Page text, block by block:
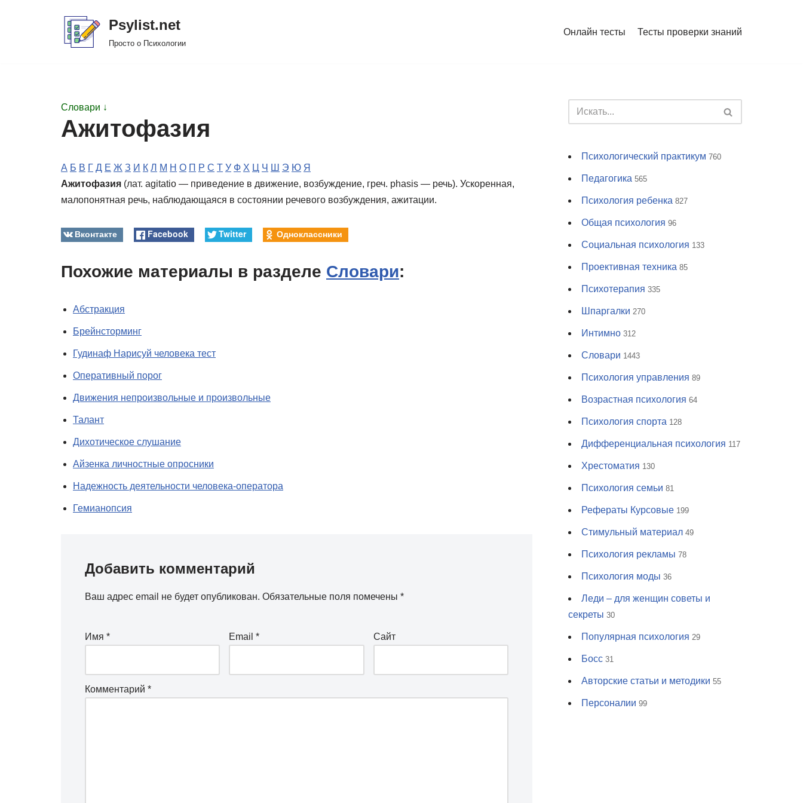
Psylist.net
Просто о Психологии
Онлайн тесты Тесты проверки знаний
Словари ↓
Ажитофазия
А Б В Г Д Е Ж З И К Л М Н О П Р С Т У Ф Х Ц Ч Ш Э Ю Я
Ажитофазия (лат. agitatio — приведение в движение, возбуждение, греч. phasis — речь). Ускоренная,
малопонятная речь, наблюдающаяся в состоянии речевого возбуждения, ажитации.
Вконтакте Facebook Twitter Одноклассники
Похожие материалы в разделе Словари:
Абстракция
Брейнсторминг
Гудинаф Нарисуй человека тест
Оперативный порог
Движения непроизвольные и произвольные
Талант
Дихотическое слушание
Айзенка личностные опросники
Надежность деятельности человека-оператора
Гемианопсия
Добавить комментарий
Ваш адрес email не будет опубликован. Обязательные поля помечены *
Имя * Email* Сайт
Комментарий *
Психологический практикум 760
Педагогика 565
Психология ребенка 827
Общая психология 96
Социальная психология 133
Проективная техника 85
Психотерапия 335
Шпаргалки 270
Интимно 312
Словари 1443
Психология управления 89
Возрастная психология 64
Психология спорта 128
Дифференциальная психология 117
Хрестоматия 130
Психология семьи 81
Рефераты Курсовые 199
Стимульный материал 49
Психология рекламы 78
Психология моды 36
Леди – для женщин советы и
секреты 30
Популярная психология 29
Босс 31
Авторские статьи и методики 55
Персоналии 99